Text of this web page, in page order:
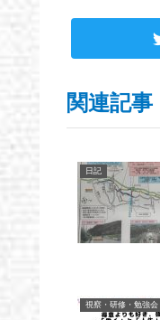
関連記事
日記
視察・研修・勉強会